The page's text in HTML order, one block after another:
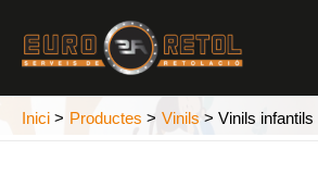
contingut
Inici Productes Vinils Vinils infantils